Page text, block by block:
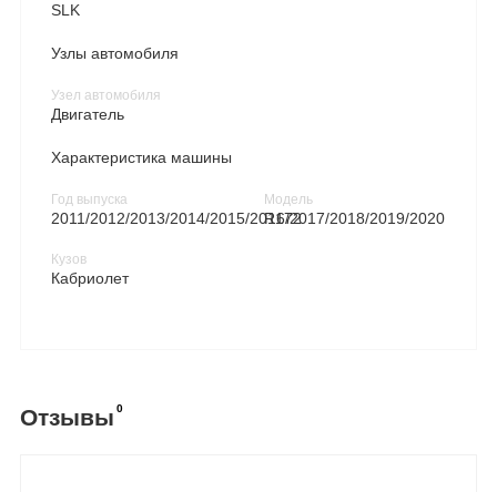
SLK
Узлы автомобиля
Узел автомобиля
Двигатель
Характеристика машины
Год выпуска
2011/2012/2013/2014/2015/2016/2017/2018/2019/2020
Кузов
Кабриолет
Модель
R172
Отзывы 0